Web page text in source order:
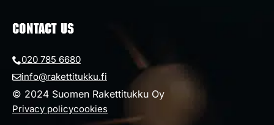
© 2024 Suomen Rakettitukku Oy
Privacy policycookies
CONTACT US
020 785 6680
info@rakettitukku.fi